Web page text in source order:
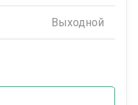
Выходной